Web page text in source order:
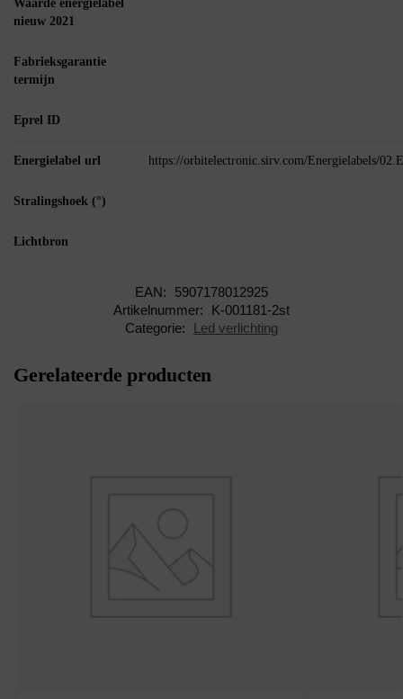
Waarde energielabel
nieuw 2021
Fabrieksgarantie
termijn
Eprel ID
Energielabel url https://orbitelectronic.sirv.com/Energielabels/
Stralingshoek (°)
Lichtbron
EAN:
5907178012925
Artikelnummer:
K-001181-2st
Categorie:
Led verlichting
Gerelateerde producten